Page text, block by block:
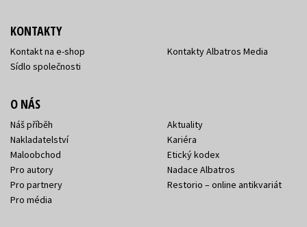
KONTAKTY
Kontakt na e-shop
Sídlo společnosti
Kontakty Albatros Media
O NÁS
Náš příběh
Nakladatelství
Maloobchod
Pro autory
Pro partnery
Pro média
Aktuality
Kariéra
Etický kodex
Nadace Albatros
Restorio – online antikvariát